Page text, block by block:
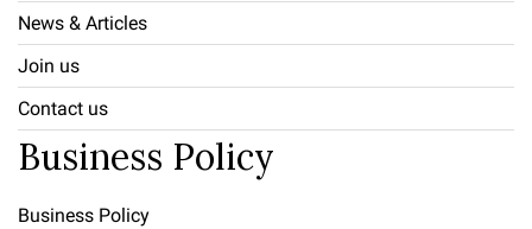
News & Articles
Join us
Contact us
Business Policy
Business Policy